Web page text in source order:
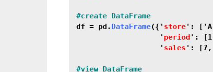
#create DataFrame
df = pd. DataFrame({' store':
                   '
period ':
                   '
sales ': [7,